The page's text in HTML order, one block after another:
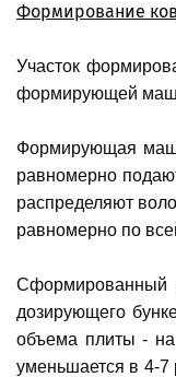
Формирование
Участок
формирующей
Формирующая
равномерно
распределяют
равномерно по
Сформированный
дозирующего
объема плиты - на
уменьшается в 4-7